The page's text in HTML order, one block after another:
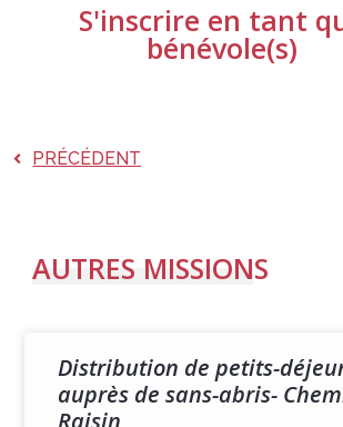
S'inscrire en tant
bénévole(s)
PRÉCÉDENT
AUTRES MISSIONS
Distribution de petits-
auprès de sans-abris-